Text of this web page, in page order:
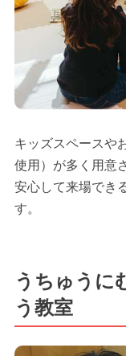
キッズスペースや
使用）が多く用意
安心して来場でき
す。
うちゅうに
う教室